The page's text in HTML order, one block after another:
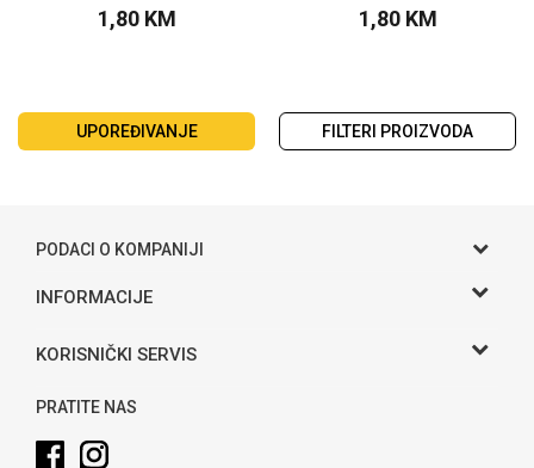
1,80 KM 1,80 KM
UPOREĐIVANJE FILTERI PROIZVODA
PODACI O KOMPANIJI
Gama S doo
Adresa
Telefon:
INFORMACIJE
O nama
KORISNIČKI SERVIS
Uslovi korišćenja i prodaje
Kako kupiti
PRATITE NAS